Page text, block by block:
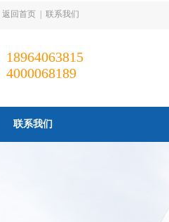
返回首页 联系我们
18964063815
4000068189
联系我们